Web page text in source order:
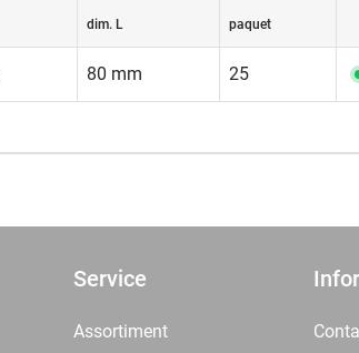
dim. L paquet
80 mm 25
Service
Assortiment